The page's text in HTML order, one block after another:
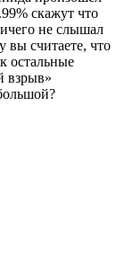
скажут что
не слышал
считаете, что
остальные
взрыв»